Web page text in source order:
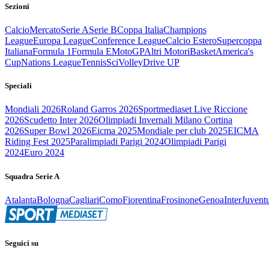
Sezioni
CalcioMercatoSerie ASerie BCoppa ItaliaChampions
LeagueEuropa LeagueConference LeagueCalcio EsteroSupercoppa
ItalianaFormula 1Formula EMotoGPAltri MotoriBasketAmerica's
CupNations LeagueTennisSciVolleyDrive UP
Speciali
Mondiali 2026Roland Garros 2026Sportmediaset Live Riccione
2026Scudetto Inter 2026Olimpiadi Invernali Milano Cortina
2026Super Bowl 2026Eicma 2025Mondiale per club 2025EICMA
Riding Fest 2025Paralimpiadi Parigi 2024Olimpiadi Parigi
2024Euro 2024
Squadra Serie A
AtalantaBolognaCagliariComoFiorentinaFrosinoneGenoaInter
Seguici su